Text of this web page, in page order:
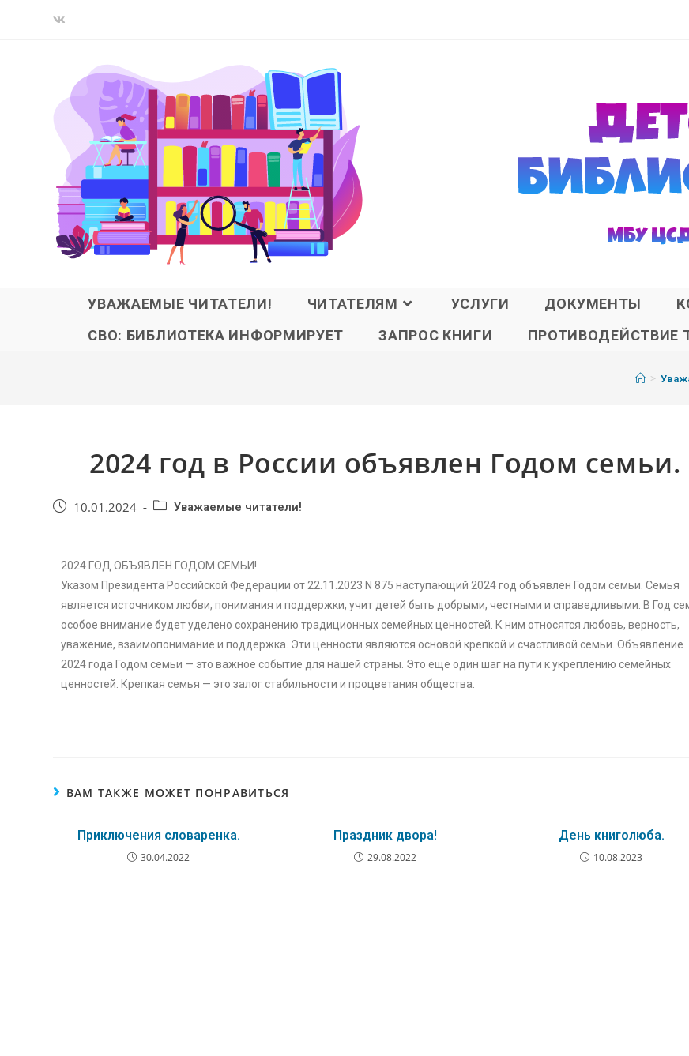
УВАЖАЕМЫЕ ЧИТАТЕЛИ! ЧИТАТЕЛЯМ УСЛУГИ ДОКУМЕНТЫ
СВО: БИБЛИОТЕКА ИНФОРМИРУЕТ
ЗАПРОС КНИГИ ПРОТИВОДЕЙСТВИЕ
>
2024 год в России объявлен Годом семьи.
10.01.2024 Уважаемые читатели!
2024 ГОД ОБЪЯВЛЕН ГОДОМ СЕМЬИ!
Указом Президента Российской Федерации от 22.11.2023 N 875 наступающий 2024 год объявлен Годом семьи. Семья
является источником любви, понимания и поддержки, учит детей быть добрыми, честными и справедливыми. В Год
особое внимание будет уделено сохранению традиционных семейных ценностей. К ним относятся любовь, верность,
уважение, взаимопонимание и поддержка. Эти ценности являются основой крепкой и счастливой семьи. Объявление
2024 года Годом семьи — это важное событие для нашей страны. Это еще один шаг на пути к укреплению семейных
ценностей. Крепкая семья — это залог стабильности и процветания общества.
ВАМ ТАКЖЕ МОЖЕТ ПОНРАВИТЬСЯ
Приключения словаренка.
30.04.2022
Праздник двора!
29.08.2022
День книголюба.
10.08.2023